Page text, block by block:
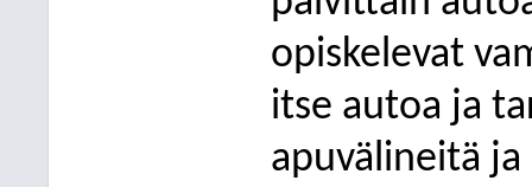
opiskelevat
itse autoa ja
apuvälineitä